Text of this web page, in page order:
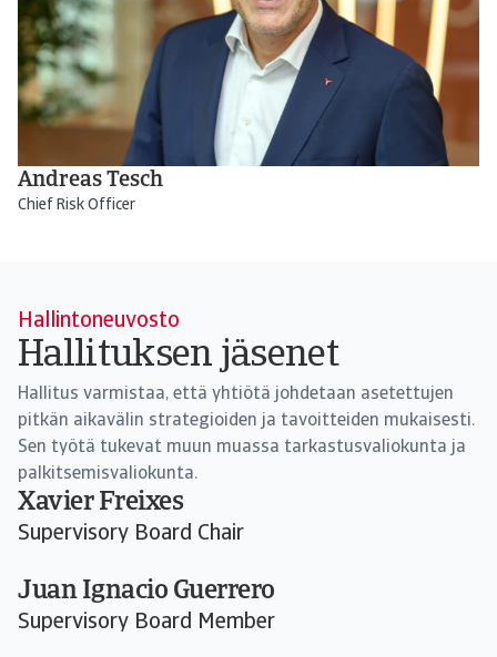
Andreas Tesch
Chief Risk Officer
Hallintoneuvosto
Hallituksen jäsenet
Hallitus varmistaa, että yhtiötä johdetaan asetettujen
pitkän aikavälin strategioiden ja tavoitteiden mukaisesti.
Sen työtä tukevat muun muassa tarkastusvaliokunta ja
palkitsemisvaliokunta.
Xavier Freixes
Supervisory Board Chair
Juan Ignacio Guerrero
Supervisory Board Member